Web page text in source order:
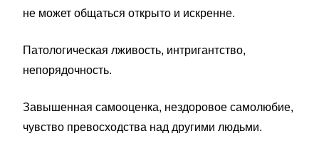
не может общаться открыто и искренне.
Патологическая лживость, интригантство,
непорядочность.
Завышенная самооценка, нездоровое самолюбие,
чувство превосходства над другими людьми.